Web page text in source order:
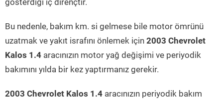
gösterdiği iç dirençtir.
Bu nedenle, bakım km. si gelmese bile motor ömrünü
uzatmak ve yakıt israfını önlemek için 2003 Chevrolet
Kalos 1.4 aracınızın motor yağ değişimi ve periyodik
bakımını yılda bir kez yaptırmanız gerekir.
2003 Chevrolet Kalos 1.4 aracınızın periyodik bakım